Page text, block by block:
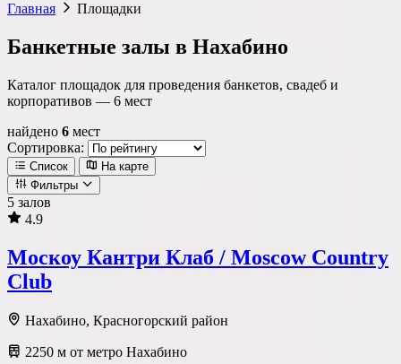
Главная
Площадки
Банкетные залы в Нахабино
Каталог площадок для проведения банкетов, свадеб и
корпоративов — 6 мест
найдено 6 мест
Сортировка:
Список
На карте
Фильтры
Локация
Метро Район Округ
Тип площадки
5 залов
4.9
Москоу Кантри Клаб / Moscow Country
Club
Нахабино, Красногорский район
2250 м от метро Нахабино